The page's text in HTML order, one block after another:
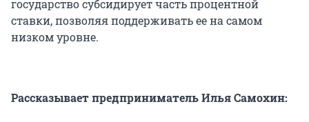
государство субсидирует часть процентной
ставки, позволяя поддерживать ее на самом
низком уровне.
Рассказывает предприниматель Илья Самохин: